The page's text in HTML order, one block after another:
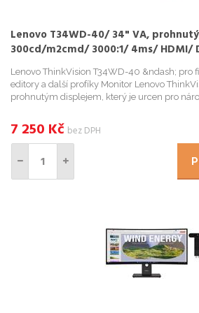
Lenovo T34WD-40/ 34" VA,
300cd/m2cmd/ 3000:1/ 4ms/ HDMI/
VESA/ černý
Lenovo ThinkVision T34WD-40 &ndash; pro
editory a další profíky Monitor Lenovo
prohnutým displejem, který je urcen pro
7 250 Kč bez DPH